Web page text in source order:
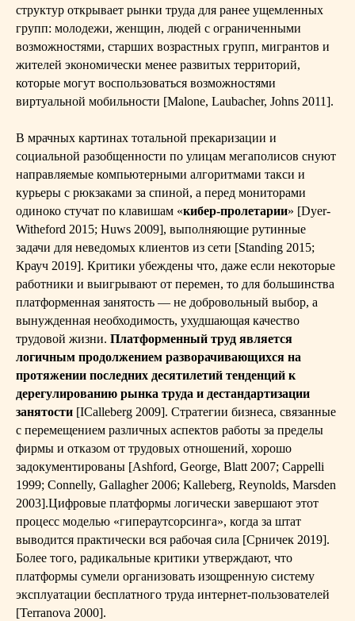
структур открывает рынки труда для ранее ущемленных
групп: молодежи, женщин, людей с ограниченными
возможностями, старших возрастных групп, мигрантов и
жителей экономически менее развитых территорий,
которые могут воспользоваться возможностями
виртуальной мобильности [Malone, Laubacher, Johns 2011].
В мрачных картинах тотальной прекаризации и
социальной разобщенности по улицам мегаполисов снуют
направляемые компьютерными алгоритмами такси и
курьеры с рюкзаками за спиной, а перед мониторами
одиноко стучат по клавишам «кибер-пролетарии» [Dyer-
Witheford 2015; Huws 2009], выполняющие рутинные
задачи для неведомых клиентов из сети [Standing 2015;
Крауч 2019]. Критики убеждены что, даже если некоторые
работники и выигрывают от перемен, то для большинства
платформенная занятость — не добровольный выбор, а
вынужденная необходимость, ухудшающая качество
трудовой жизни. Платформенный труд является
логичным продолжением разворачивающихся на
протяжении последних десятилетий тенденций к
дерегулированию рынка труда и дестандартизации
занятости [ICalleberg 2009]. Стратегии бизнеса, связанные
с перемещением различных аспектов работы за пределы
фирмы и отказом от трудовых отношений, хорошо
задокументированы [Ashford, George, Blatt 2007; Cappelli
1999; Connelly, Gallagher 2006; Kalleberg, Reynolds, Marsden
2003].Цифровые платформы логически завершают этот
процесс моделью «гипераутсорсинга», когда за штат
выводится практически вся рабочая сила [Срничек 2019].
Более того, радикальные критики утверждают, что
платформы сумели организовать изощренную систему
эксплуатации бесплатного труда интернет-пользователей
[Terranova 2000].